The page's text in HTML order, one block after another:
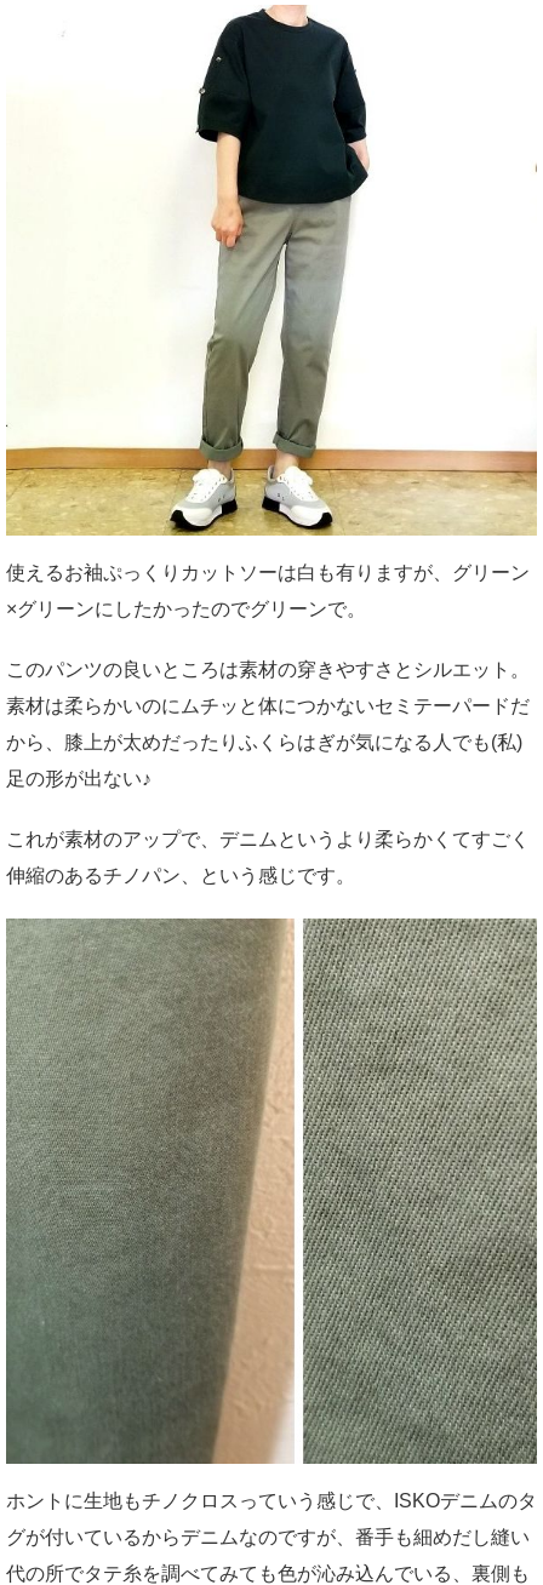
使えるお袖ぷっくりカットソーは白も有りますが、グリーン
×グリーンにしたかったのでグリーンで。
このパンツの良いところは素材の穿きやすさとシルエット。
素材は柔らかいのにムチッと体につかないセミテーパードだ
から、膝上が太めだったりふくらはぎが気になる人でも(私)
足の形が出ない♪
これが素材のアップで、デニムというより柔らかくてすごく
伸縮のあるチノパン、という感じです。
ホントに生地もチノクロスっていう感じで、ISKOデニムのタ
グが付いているからデニムなのですが、番手も細めだし縫い
代の所でタテ糸を調べてみても色が沁み込んでいる、裏側も